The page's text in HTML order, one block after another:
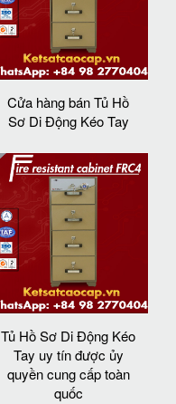
Cửa hàng bán Tủ Hồ
Sơ Di Động Kéo Tay
Tủ Hồ Sơ Di Động Kéo
Tay uy tín được ủy
quyền cung cấp toàn
quốc